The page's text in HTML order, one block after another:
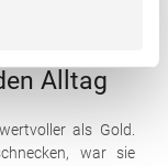
Alltag
als Gold.
war sie